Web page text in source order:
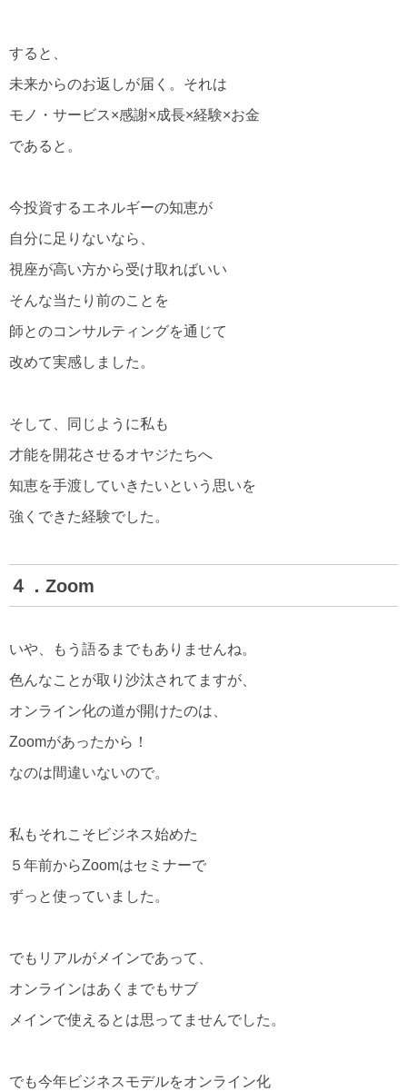
すると、
未来からのお返しが届く。それは
モノ・サービス×感謝×成長×経験×お金
であると。
今投資するエネルギーの知恵が
自分に足りないなら、
視座が高い方から受け取ればいい
そんな当たり前のことを
師とのコンサルティングを通じて
改めて実感しました。
そして、同じように私も
才能を開花させるオヤジたちへ
知恵を手渡していきたいという思いを
強くできた経験でした。
４．Zoom
いや、もう語るまでもありませんね。
色んなことが取り沙汰されてますが、
オンライン化の道が開けたのは、
Zoomがあったから！
なのは間違いないので。
私もそれこそビジネス始めた
５年前からZoomはセミナーで
ずっと使っていました。
でもリアルがメインであって、
オンラインはあくまでもサブ
メインで使えるとは思ってませんでした。
でも今年ビジネスモデルをオンライン化